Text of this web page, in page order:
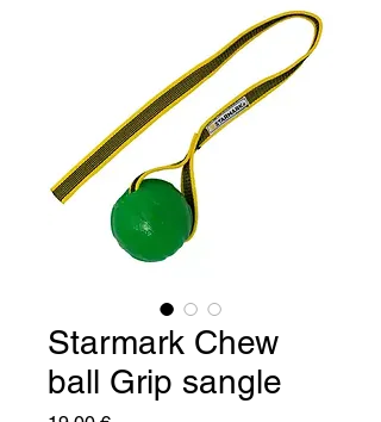
Starmark Chew
ball Grip sangle